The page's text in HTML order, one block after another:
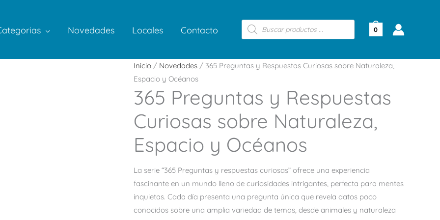
Novedades Locales Contacto
Búsqueda
de
productos
0
Inicio / Novedades / 365 Preguntas y Respuestas Curiosas sobre Naturaleza,
Espacio y Océanos
365 Preguntas y Respuestas
Curiosas sobre Naturaleza,
Espacio y Océanos
La serie “365 Preguntas y respuestas curiosas” ofrece una experiencia
fascinante en un mundo lleno de curiosidades intrigantes, perfecta para mentes
inquietas. Cada día presenta una pregunta única que revela datos poco
conocidos sobre una amplia variedad de temas, desde animales y naturaleza